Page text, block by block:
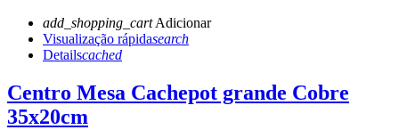
add_shopping_cartAdicionar
Visualização rápidasearch
Detailscached
Centro Mesa Cachepot grande Cobre
35x20cm